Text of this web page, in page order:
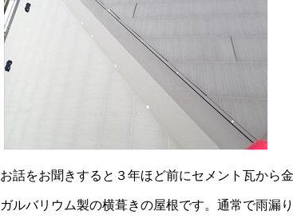
お話をお聞きすると３年ほど前にセメント瓦から
ガルバリウム製の横葺きの屋根です。通常で雨漏